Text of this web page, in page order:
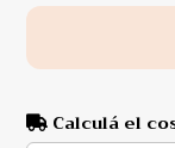
Calculá el